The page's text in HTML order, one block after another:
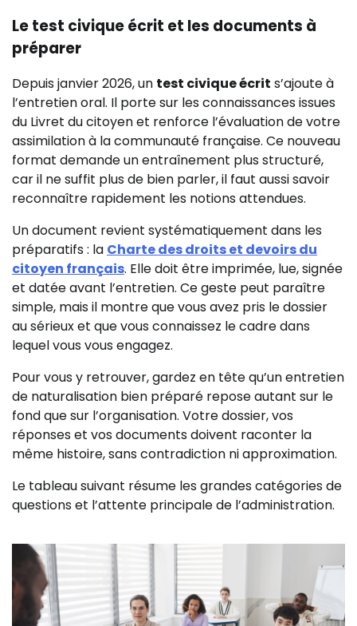
Le test civique écrit et les documents à
préparer
Depuis janvier 2026, un test civique écrit s’ajoute à
l’entretien oral. Il porte sur les connaissances issues
du Livret du citoyen et renforce l’évaluation de votre
assimilation à la communauté française. Ce nouveau
format demande un entraînement plus structuré,
car il ne suffit plus de bien parler, il faut aussi savoir
reconnaître rapidement les notions attendues.
Un document revient systématiquement dans les
préparatifs : la Charte des droits et devoirs du
citoyen français. Elle doit être imprimée, lue, signée
et datée avant l’entretien. Ce geste peut paraître
simple, mais il montre que vous avez pris le dossier
au sérieux et que vous connaissez le cadre dans
lequel vous vous engagez.
Pour vous y retrouver, gardez en tête qu’un entretien
de naturalisation bien préparé repose autant sur le
fond que sur l’organisation. Votre dossier, vos
réponses et vos documents doivent raconter la
même histoire, sans contradiction ni approximation.
Le tableau suivant résume les grandes catégories de
questions et l’attente principale de l’administration.